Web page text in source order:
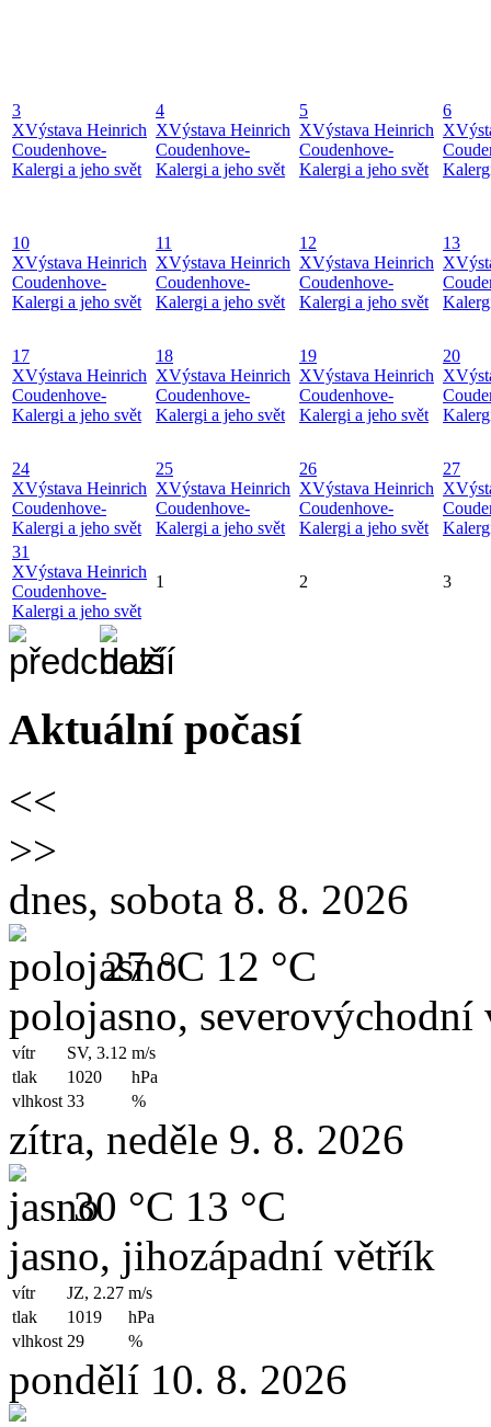
3
XVýstava Heinrich
Coudenhove-
Kalergi a jeho svět
4
XVýstava Heinrich
Coudenhove-
Kalergi a jeho svět
5
XVýstava Heinrich
Coudenhove-
Kalergi a jeho svět
6
X
10
XVýstava Heinrich
Coudenhove-
Kalergi a jeho svět
11
XVýstava Heinrich
Coudenhove-
Kalergi a jeho svět
12
XVýstava Heinrich
Coudenhove-
Kalergi a jeho svět
13
X
17
XVýstava Heinrich
Coudenhove-
Kalergi a jeho svět
18
XVýstava Heinrich
Coudenhove-
Kalergi a jeho svět
19
XVýstava Heinrich
Coudenhove-
Kalergi a jeho svět
20
X
24
XVýstava Heinrich
Coudenhove-
Kalergi a jeho svět
25
XVýstava Heinrich
Coudenhove-
Kalergi a jeho svět
26
XVýstava Heinrich
Coudenhove-
Kalergi a jeho svět
27
X
31
XVýstava Heinrich
Coudenhove-
Kalergi a jeho svět
1 2 3
Aktuální počasí
<<
>>
dnes, sobota 8. 8. 2026
27 °C 12 °C
polojasno, severovýchodní
vítr SV, 3.12 m/s
tlak
1020
hPa
vlhkost 33 %
zítra, neděle 9. 8. 2026
30 °C 13 °C
jasno, jihozápadní větřík
vítr JZ, 2.27 m/s
tlak
1019
hPa
vlhkost 29 %
pondělí 10. 8. 2026